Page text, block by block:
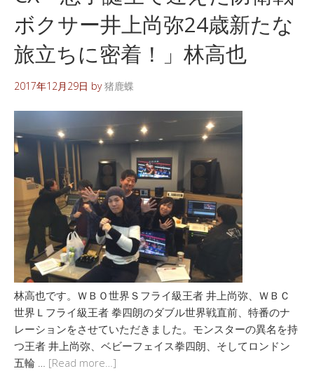
ボクサー井上尚弥24歳新たな
旅立ちに密着！」林高也
2017年12月29日 by猪鹿蝶
林高也です。ＷＢＯ世界Ｓフライ級王者 井上尚弥、ＷＢＣ
世界Ｌフライ級王者 拳四朗のダブル世界戦直前、特番のナ
レーションをさせていただきました。モンスターの異名を持
つ王者 井上尚弥、ベビーフェイス拳四朗、そしてロンドン
五輪 … [Read more…]